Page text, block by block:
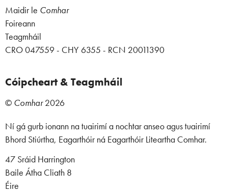
Maidir le Comhar
Foireann
Teagmháil
CRO 047559 - CHY 6355 - RCN 20011390
Cóipcheart & Teagmháil
© Comhar2026
Ní gá gurb ionann na tuairimí a nochtar anseo agus tuairimí
Bhord Stiúrtha, Eagarthóir ná Eagarthóir Liteartha Comhar.
47 Sráid Harrington
Baile Átha Cliath 8
Éire